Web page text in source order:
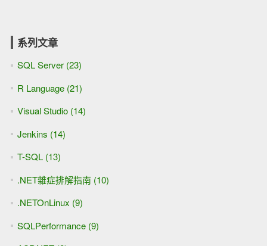
系列文章
SQL Server (23)
R Language (21)
Visual Studio (14)
Jenkins (14)
T-SQL (13)
.NET雜症排解指南 (10)
.NETOnLinux (9)
SQLPerformance (9)